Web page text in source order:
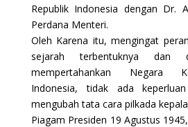
Republik Indonesia dengan Dr.
Perdana Menteri.
Oleh Karena itu, mengingat
sejarah terbentuknya dan
mempertahankan Negara
Indonesia, tidak ada
mengubah tata cara pilkada
Piagam Presiden 19 Agustus